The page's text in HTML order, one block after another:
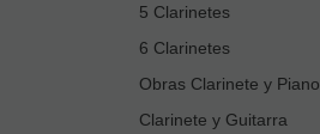
5 Clarinetes
6 Clarinetes
Obras Clarinete y Piano
Clarinete y Guitarra